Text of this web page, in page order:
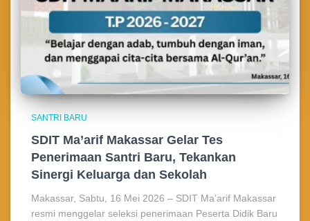
SANTRI BARU
SDIT Ma’arif Makassar Gelar Tes
Penerimaan Santri Baru, Tekankan
Sinergi Keluarga dan Sekolah
Makassar, Sabtu, 16 Mei 2026 – SDIT Ma’arif Makassar
resmi menggelar seleksi penerimaan Peserta Didik Baru